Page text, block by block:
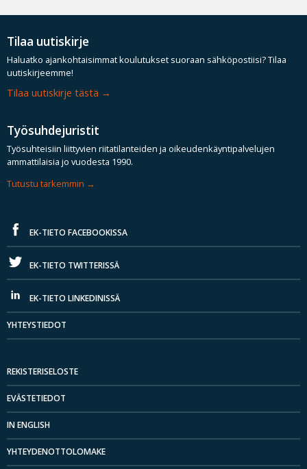
Tilaa uutiskirje
Haluatko ajankohtaisimmat koulutukset suoraan sähköpostiisi? Tilaa
uutiskirjeemme!
Tilaa uutiskirje tästä
Työsuhdejuristit
Työsuhteisiin liittyvien riitatilanteiden ja oikeudenkäyntipalvelujen
ammattilaisia jo vuodesta 1990.
Tutustu tarkemmin
EK-TIETO FACEBOOKISSA
EK-TIETO TWITTERISSÄ
EK-TIETO LINKEDINISSÄ
YHTEYSTIEDOT
REKISTERISELOSTE
EVÄSTETIEDOT
IN ENGLISH
YHTEYDENOTTOLOMAKE